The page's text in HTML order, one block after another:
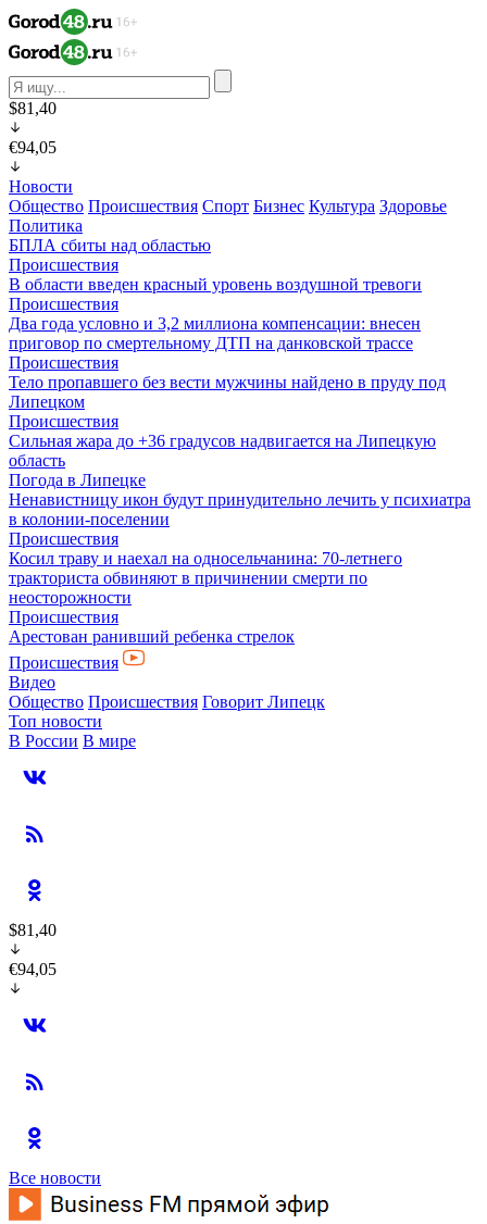
$81,40
€94,05
Новости
Общество Происшествия Спорт Бизнес Культура Здоровье
Политика
БПЛА сбиты над областью
Происшествия
В области введен красный уровень воздушной тревоги
Происшествия
Два года условно и 3,2 миллиона компенсации: внесен
приговор по смертельному ДТП на данковской трассе
Происшествия
Тело пропавшего без вести мужчины найдено в пруду под
Липецком
Происшествия
Сильная жара до +36 градусов надвигается на Липецкую
область
Погода в Липецке
Ненавистницу икон будут принудительно лечить у психиатра
в колонии-поселении
Происшествия
Косил траву и наехал на односельчанина: 70-летнего
тракториста обвиняют в причинении смерти по
неосторожности
Происшествия
Арестован ранивший ребенка стрелок
Происшествия
Видео
Общество Происшествия Говорит Липецк
Топ новости
В России В мире
$81,40
€94,05
Все новости